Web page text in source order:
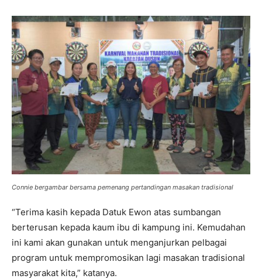
Connie bergambar bersama pemenang pertandingan masakan tradisional
“Terima kasih kepada Datuk Ewon atas sumbangan
berterusan kepada kaum ibu di kampung ini. Kemudahan
ini kami akan gunakan untuk menganjurkan pelbagai
program untuk mempromosikan lagi masakan tradisional
masyarakat kita,” katanya.